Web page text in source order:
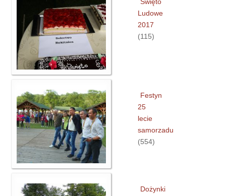
Ludowe
2017
(115)
Festyn
25
lecie
samorzadu
(554)
Dożynki